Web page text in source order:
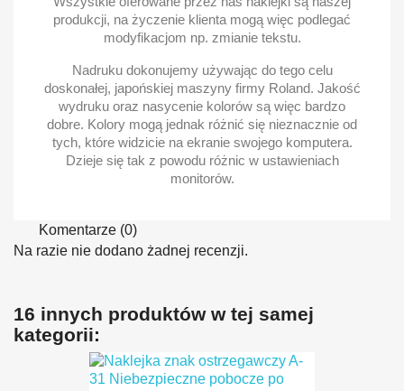
produkcji, na życzenie klienta mogą więc podlegać
modyfikacjom np. zmianie tekstu.
Nadruku dokonujemy używając do tego celu
doskonałej, japońskiej maszyny firmy Roland. Jakość
wydruku oraz nasycenie kolorów są więc bardzo
dobre. Kolory mogą jednak różnić się nieznacznie od
tych, które widzicie na ekranie swojego komputera.
Dzieje się tak z powodu różnic w ustawieniach
monitorów.
Komentarze (0)
Na razie nie dodano żadnej recenzji.
16 innych produktów w tej samej
kategorii: